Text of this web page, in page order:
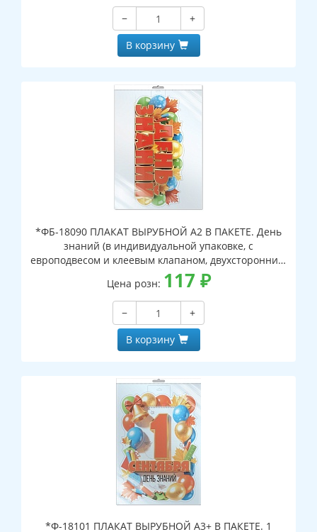
−
+
В корзину
*ФБ-18090 ПЛАКАТ ВЫРУБНОЙ А2 В ПАКЕТЕ. День
знаний (в индивидуальной упаковке, с
европодвесом и клеевым клапаном, двухсторонний,
ВД-лак)
Цена розн: 117 ₽
−
+
В корзину
*Ф-18101 ПЛАКАТ ВЫРУБНОЙ А3+ В ПАКЕТЕ. 1